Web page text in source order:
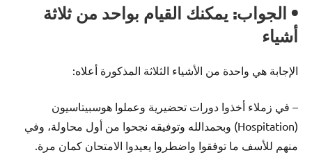
• الجواب: يمكنك القيام بواحد من ثلاثة
أشياء
الإجابة هي واحدة من الأشياء الثلاثة المذكورة أعلاه:
– في زملاء أخذوا دورات تحضيرية وعملوا هوسبيتاسيون
(Hospitation) وبحمدالله وتوفيقه نجحوا من أول محاولة، وفي
منهم للأسف ما توفقوا واضطروا يعيدوا الامتحان كمان مرة.